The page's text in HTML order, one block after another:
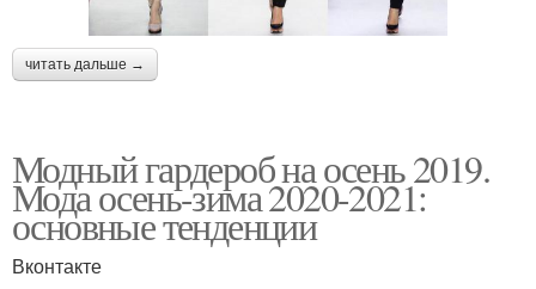
читать дальше →
Модный гардероб на осень 2019.
Мода осень-зима 2020-2021:
основные тенденции
Вконтакте